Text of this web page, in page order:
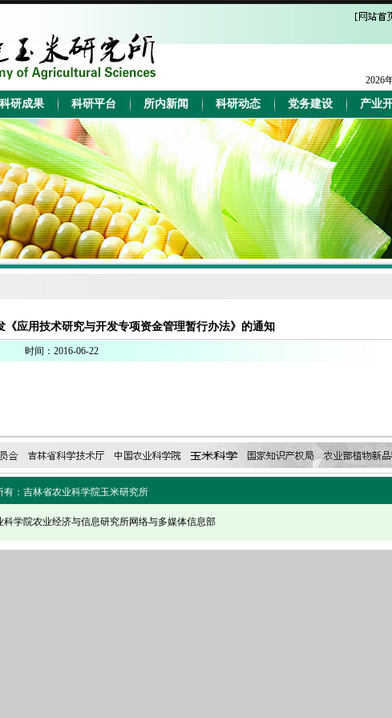
2026
应用技术研究与开发专项资金管理暂行办法》的通知
时间：2016-06-22
有：吉林省农业科学院玉米研究所
科学院农业经济与信息研究所网络与多媒体信息部